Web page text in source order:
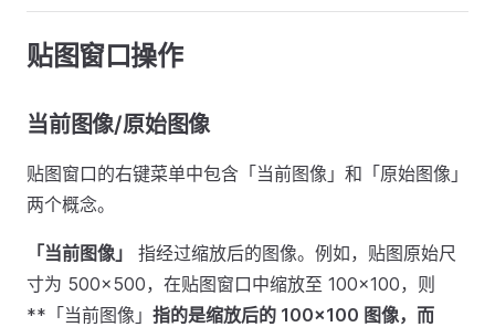
贴图窗口操作
当前图像/原始图像
贴图窗口的右键菜单中包含「当前图像」和「原始图像」
两个概念。
「当前图像」
指经过缩放后的图像。例如，贴图原始尺
寸为 500×500，在贴图窗口中缩放至 100×100，则
**「当前图像」 指的是缩放后的 100×100 图像，而